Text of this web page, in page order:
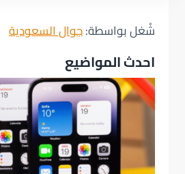
شُغل بواسطة:جوال السعودية
احدث المواضيع